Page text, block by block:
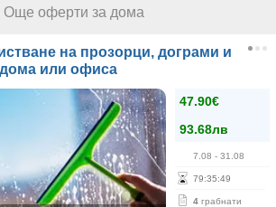
Още оферти за дома
на прозорци, дограми и
или офиса
47.90€
93.68лв
7.08 - 31.08
79:35:48
4 грабнати